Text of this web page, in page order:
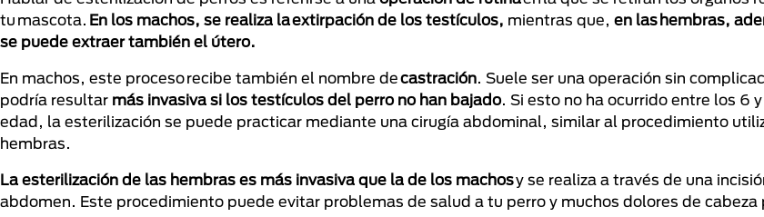
tu mascota. En los machos, se realiza la extirpación de los testículos, mientras que, en las hembras,
se puede extraer también el útero.
En machos, este proceso recibe también el nombre decastración. Suele ser una operación sin
podría resultar más invasiva si los testículos del perro no han bajado. Si esto no ha ocurrido entre los 6
edad, la esterilización se puede practicar mediante una cirugía abdominal, similar al procedimiento
hembras.
La esterilización de las hembras es más invasiva que la de los machosy se realiza a través de una
abdomen. Este procedimiento puede evitar problemas de salud a tu perro y muchos dolores de cabeza